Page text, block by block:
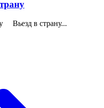
Вьезд в страну...